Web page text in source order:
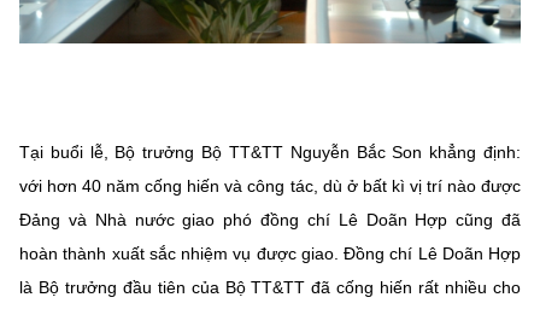
Cơ quan chủ quản: Bộ Khoa học và Công nghệ (MST)
Chịu trách nhiệm nội dung: Nguyễn Thị Hải Hằng
Điện thoại: 024 3936 9506
Email:
stc@mst.gov.vn
(Ghi rõ nguồn "https://mst.gov.vn" khi phát hành lại thông tin từ
website này)
Tại buổi lễ, Bộ trưởng Bộ TT&TT Nguyễn Bắc Son khẳng định:
với hơn 40 năm cống hiến và công tác, dù ở bất kì vị trí nào được
Đảng và Nhà nước giao phó đồng chí Lê Doãn Hợp cũng đã
hoàn thành xuất sắc nhiệm vụ được giao. Đồng chí Lê Doãn Hợp
là Bộ trưởng đầu tiên của Bộ TT&TT đã cống hiến rất nhiều cho